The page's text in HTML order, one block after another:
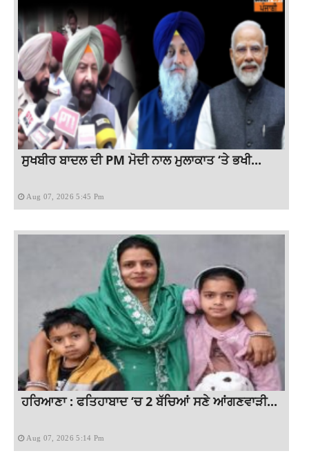
ਸੁਖਬੀਰ ਬਾਦਲ ਦੀ PM ਮੋਦੀ ਨਾਲ ਮੁਲਾਕਾਤ ‘ਤੇ ਭਖੀ...
Aug 07, 2026 5:45 Pm
ਹਰਿਆਣਾ : ਫਤਿਹਾਬਾਦ ‘ਚ 2 ਬੱਚਿਆਂ ਸਣੇ ਆਂਗਣਵਾੜੀ...
Aug 07, 2026 5:14 Pm